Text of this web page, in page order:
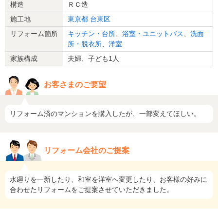
構造
ＲＣ造
施工地
東京都 台東区
リフォーム箇所
キッチン・台所 浴室・ユニットバス
洗面
所・脱衣所
洋室
家族構成
夫婦、子ども1人
お客さまのご要望
リフォーム済のマンションを購入したが、一部変えてほしい。
リフォーム会社のご提案
水廻りを一新したり、和室を洋室へ変更したり、お客様の好みに
合わせたリフォームをご提案させていただきました。